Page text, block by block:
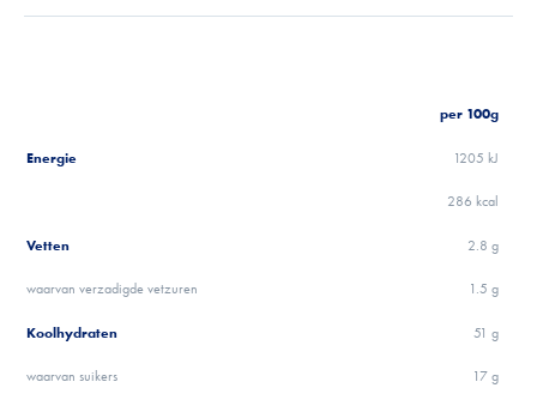
per 100g
Energie 1205 kJ
286 kcal
Vetten 2.8 g
waarvan verzadigde vetzuren 1.5 g
Koolhydraten 51 g
waarvan suikers 17 g